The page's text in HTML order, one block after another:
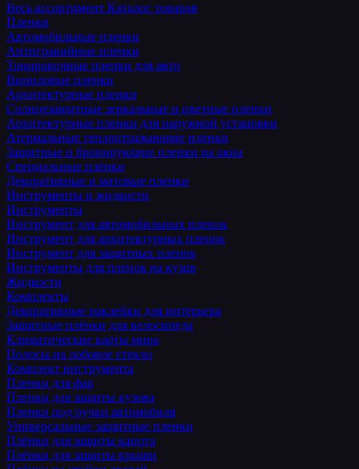
Весь ассортимент Каталог товаров
Пленки
Автомобильные пленки
Антигравийные пленки
Тонировочные пленки для авто
Виниловые пленки
Архитектурные пленки
Солнцезащитные зеркальные и цветные пленки
Архитектурные пленки для наружной установки
Атермальные теплоотражающие пленки
Защитные и бронирующие пленки на окна
Специальные плёнки
Декоративные и матовые пленки
Инструменты и жидкости
Инструменты
Инструмент для автомобильных пленок
Инструмент для архитектурных пленок
Инструмент для защитных пленок
Инструменты для пленок на кузов
Жидкости
Комплекты
Декоративные наклейки для интерьера
Защитные плёнки для велосипеда
Климатические карты мира
Полосы на лобовое стекло
Комплект инструмента
Пленки для фар
Пленки для защиты кузова
Пленки под ручки автомобиля
Универсальные защитные пленки
Плёнки для защиты капота
Плёнки для защиты крыши